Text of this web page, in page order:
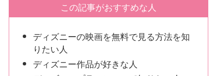
この記事がおすすめな人
ディズニーの映画を無料で見る方法を知
りたい人
ディズニー作品が好きな人